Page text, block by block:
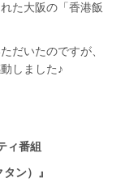
た大阪の「香港飯
だいたのですが、
しました♪
ィ番組
ン）』